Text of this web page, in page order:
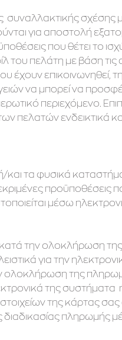
σχέσης
για αποστολή
που θέτει το
του πελάτη με βάση τις
επικοινωνηθεί,
να μπορεί να
περιεχόμενο.
πελατών ενδεικτικά και
τα φυσικά
προϋποθέσεις
μέσω
την ολοκλήρωση
για την
της
της συστήματα
της κάρτας σας
πληρωμής